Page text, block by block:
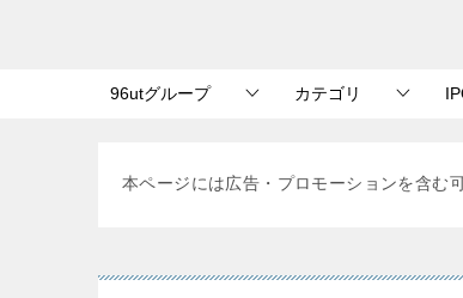
96utグループ カテゴリ
本ページには広告・プロモーションを含む